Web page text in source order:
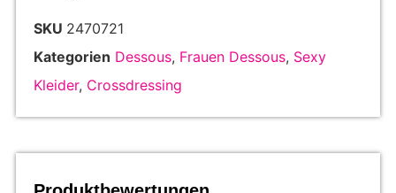
SKU 2470721
Kategorien Dessous, Frauen Dessous, Sexy
Kleider, Crossdressing